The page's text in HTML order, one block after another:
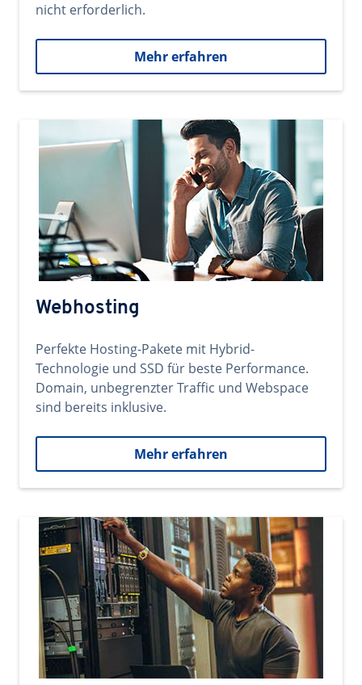
nicht erforderlich.
Mehr erfahren
Webhosting
Perfekte Hosting-Pakete mit Hybrid-
Technologie und SSD für beste Performance.
Domain, unbegrenzter Traffic und Webspace
sind bereits inklusive.
Mehr erfahren